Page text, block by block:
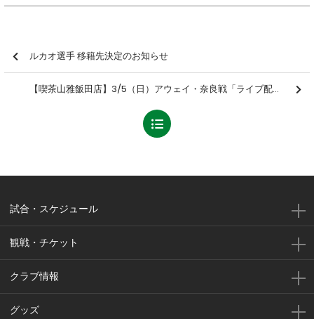
ルカオ選手 移籍先決定のお知らせ
【喫茶山雅飯田店】3/5（日）アウェイ・奈良戦「ライブ配信イベント」開催のお知らせ
試合・スケジュール
観戦・チケット
クラブ情報
グッズ